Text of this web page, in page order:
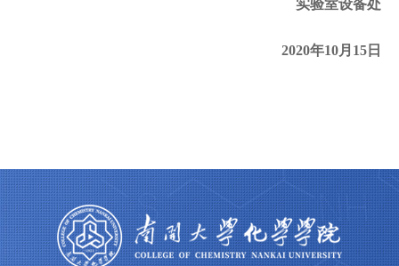
实验室设备处
2020年10月15日